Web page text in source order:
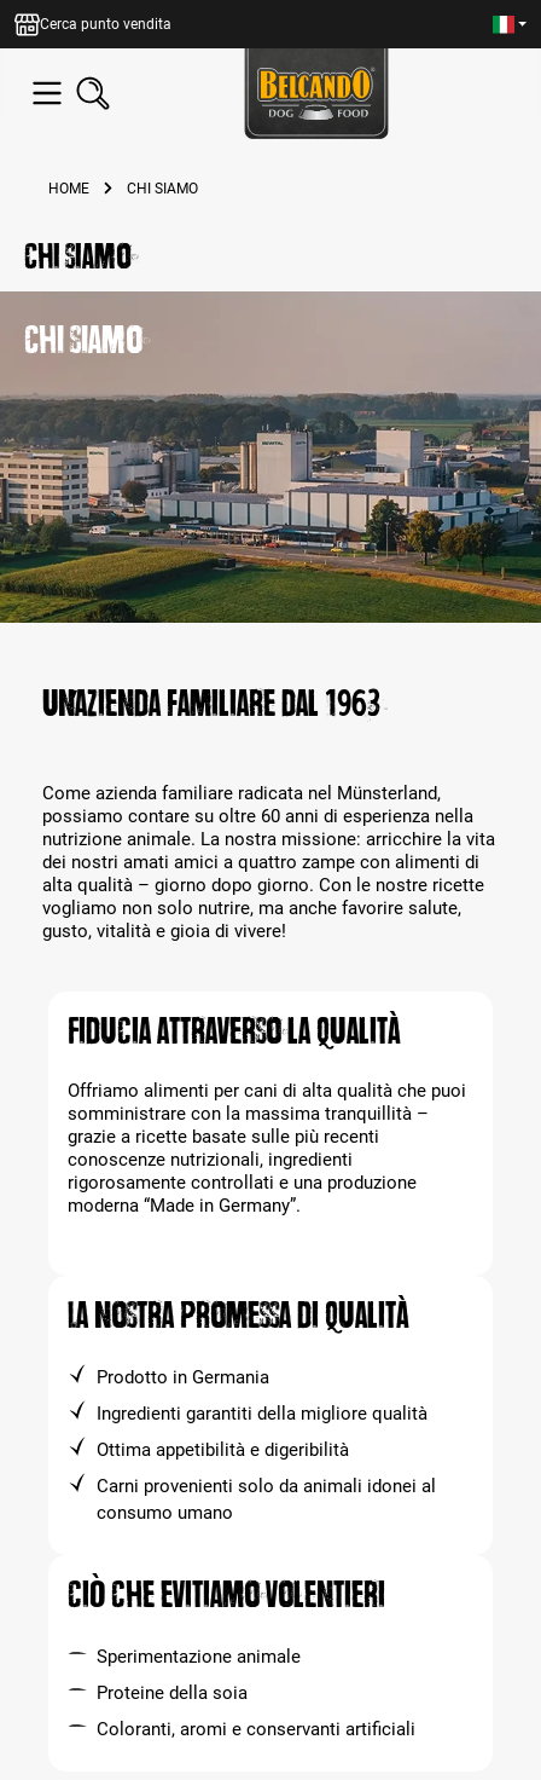
principale
Cerca punto vendita
HOME CHI SIAMO
Chi siamo
Chi siamo
Un’azienda familiare dal 1963
Come azienda familiare radicata nel Münsterland,
possiamo contare su oltre 60 anni di esperienza nella
nutrizione animale. La nostra missione: arricchire la vita
dei nostri amati amici a quattro zampe con alimenti di
alta qualità – giorno dopo giorno. Con le nostre ricette
vogliamo non solo nutrire, ma anche favorire salute,
gusto, vitalità e gioia di vivere!
Fiducia attraverso la qualità
Offriamo alimenti per cani di alta qualità che puoi
somministrare con la massima tranquillità –
grazie a ricette basate sulle più recenti
conoscenze nutrizionali, ingredienti
rigorosamente controllati e una produzione
moderna “Made in Germany”.
La nostra promessa di qualità
Prodotto in Germania
Ingredienti garantiti della migliore qualità
Ottima appetibilità e digeribilità
Carni provenienti solo da animali idonei al
consumo umano
Ciò che evitiamo volentieri
Sperimentazione animale
Proteine della soia
Coloranti, aromi e conservanti artificiali